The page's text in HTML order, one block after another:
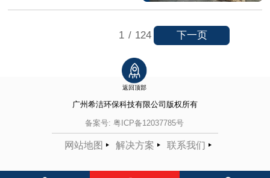
1 / 124 下一页
返回顶部
广州希洁环保科技有限公司 版权所有
备案号: 粤ICP备12037785号
网站地图 解决方案 联系我们